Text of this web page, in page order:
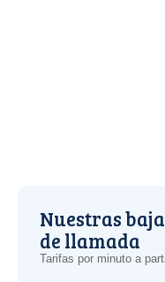
Nuestras
de llamada
Tarifas por minuto a